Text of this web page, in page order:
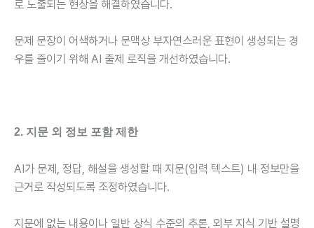
로 노출되는 현상을 해결하였습니다.
문제 문장이 어색하거나 문맥상 부자연스러운 표현이 생성되는 경
우를 줄이기 위해 AI 출제 로직을 개선하였습니다.
2. 지문 외 정보 포함 제한
AI가 문제, 정답, 해설을 생성할 때 지문(입력 텍스트) 내 정보만을
근거로 작성되도록 조정하였습니다.
지문에 없는 내용이나 일반 상식 수준의 추론, 외부 지식 기반 설명